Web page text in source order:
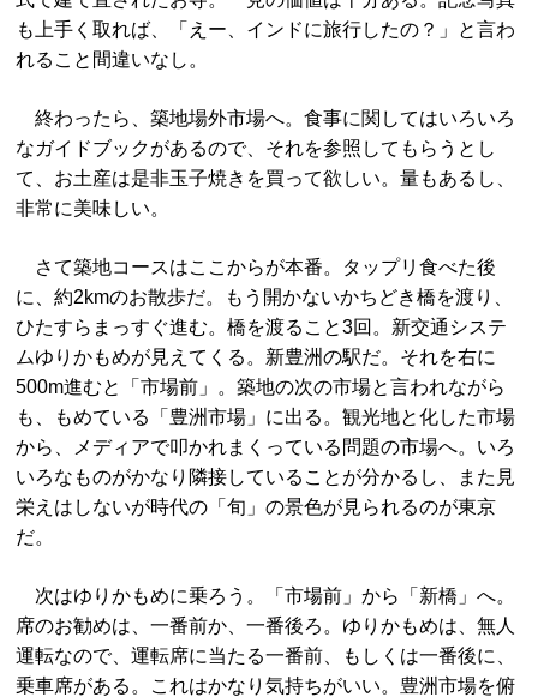
も上手く取れば、「えー、インドに旅行したの？」と言わ
れること間違いなし。
終わったら、築地場外市場へ。食事に関してはいろいろ
なガイドブックがあるので、それを参照してもらうとし
て、お土産は是非玉子焼きを買って欲しい。量もあるし、
非常に美味しい。
さて築地コースはここからが本番。タップリ食べた後
に、約2kmのお散歩だ。もう開かないかちどき橋を渡り、
ひたすらまっすぐ進む。橋を渡ること3回。新交通システ
ムゆりかもめが見えてくる。新豊洲の駅だ。それを右に
500m進むと「市場前」。築地の次の市場と言われながら
も、もめている「豊洲市場」に出る。観光地と化した市場
から、メディアで叩かれまくっている問題の市場へ。いろ
いろなものがかなり隣接していることが分かるし、また見
栄えはしないが時代の「旬」の景色が見られるのが東京
だ。
次はゆりかもめに乗ろう。「市場前」から「新橋」へ。
席のお勧めは、一番前か、一番後ろ。ゆりかもめは、無人
運転なので、運転席に当たる一番前、もしくは一番後に、
乗車席がある。これはかなり気持ちがいい。豊洲市場を俯